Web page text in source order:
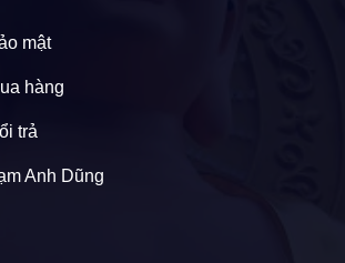
mật
hàng
trả
Anh Dũng